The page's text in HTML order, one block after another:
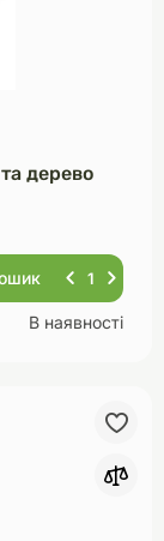
дерево
В наявності